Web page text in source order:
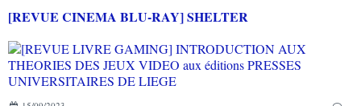
[REVUE CINEMA BLU-RAY] SHELTER